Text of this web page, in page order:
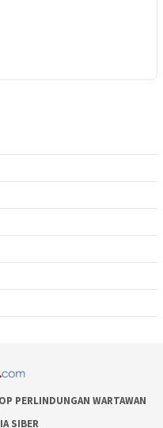
PERLINDUNGAN WARTAWAN
SIBER